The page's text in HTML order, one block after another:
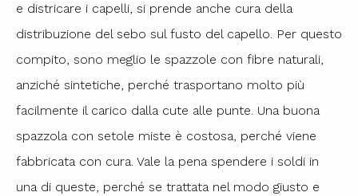
e districare i capelli, si prende anche cura della
distribuzione del sebo sul fusto del capello. Per questo
compito, sono meglio le spazzole con fibre naturali,
anziché sintetiche, perché trasportano molto più
facilmente il carico dalla cute alle punte. Una buona
spazzola con setole miste è costosa, perché viene
fabbricata con cura. Vale la pena spendere i soldi in
una di queste, perché se trattata nel modo giusto e